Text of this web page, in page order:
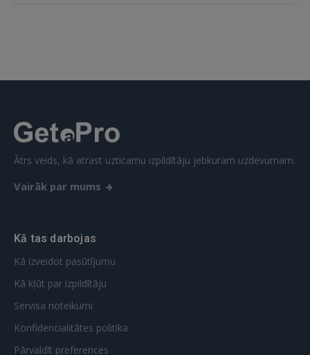
Ātrs veids, kā atrast uzticamu izpildītāju jebkuram uzdevumam.
Vairāk par mums
Kā tas darbojas
Kā izveidot pasūtījumu
Kā kļūt par izpildītāju
Servisa noteikumi
Konfidencialitātes politika
Pārvaldīt preferences